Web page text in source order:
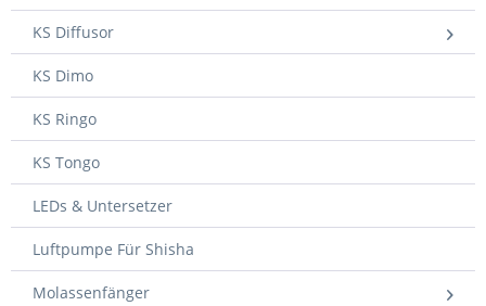
KS Diffusor
KS Dimo
KS Ringo
KS Tongo
LEDs & Untersetzer
Luftpumpe Für Shisha
Molassenfänger